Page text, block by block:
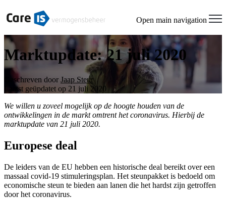
Open main navigation
Marktupdate: 21 juli 2020
Geschreven door Jaap Steur
Laatst geüpdatet op 21 juli 2020
We willen u zoveel mogelijk op de hoogte houden van de
ontwikkelingen in de markt omtrent het coronavirus. Hierbij de
marktupdate van 21 juli 2020.
Europese deal
De leiders van de EU hebben een historische deal bereikt over een
massaal covid-19 stimuleringsplan. Het steunpakket is bedoeld om
economische steun te bieden aan lanen die het hardst zijn getroffen
door het coronavirus.